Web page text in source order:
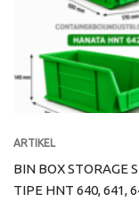
ARTIKEL
BIN BOX STORAGE
TIPE HNT 640, 641,